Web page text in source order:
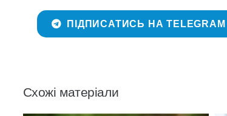
ПІДПИСАТИСЬ НА
Схожі матеріали